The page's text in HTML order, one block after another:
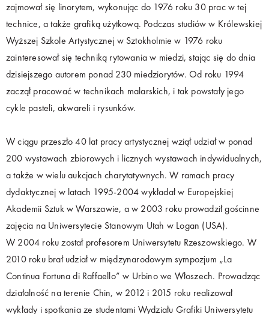
zajmował się linorytem, wykonując do 1976 roku 30 prac w tej
technice, a także grafiką użytkową. Podczas studiów w Królewskiej
Wyższej Szkole Artystycznej w Sztokholmie w 1976 roku
zainteresował się techniką rytowania w miedzi, stając się do dnia
dzisiejszego autorem ponad 230 miedziorytów. Od roku 1994
zaczął pracować w technikach malarskich, i tak powstały jego
cykle pasteli, akwareli i rysunków.
W ciągu przeszło 40 lat pracy artystycznej wziął udział w ponad
200 wystawach zbiorowych i licznych wystawach indywidualnych,
a także w wielu aukcjach charytatywnych. W ramach pracy
dydaktycznej w latach 1995-2004 wykładał w Europejskiej
Akademii Sztuk w Warszawie, a w 2003 roku prowadził gościnne
zajęcia na Uniwersytecie Stanowym Utah w Logan (USA).
W 2004 roku został profesorem Uniwersytetu Rzeszowskiego. W
2010 roku brał udział w międzynarodowym sympozjum „La
Continua Fortuna di Raffaello” w Urbino we Włoszech. Prowadząc
działalność na terenie Chin, w 2012 i 2015 roku realizował
wykłady i spotkania ze studentami Wydziału Grafiki Uniwersytetu